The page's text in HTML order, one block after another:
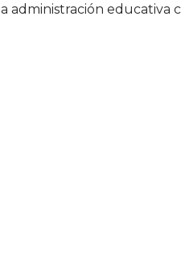
administración